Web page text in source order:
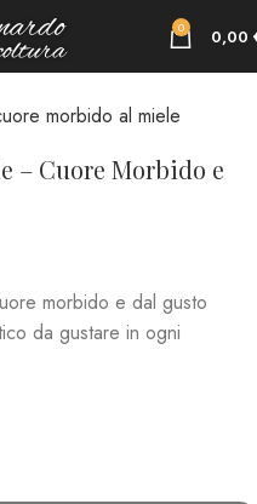
0 0,00
– Cuore Morbido e
morbido e dal gusto
da gustare in ogni